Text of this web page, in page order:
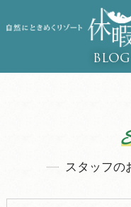
BLOG
スタッフの